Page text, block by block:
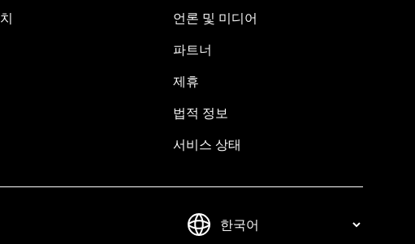
언론 및 미디어
파트너
제휴
법적 정보
서비스 상태